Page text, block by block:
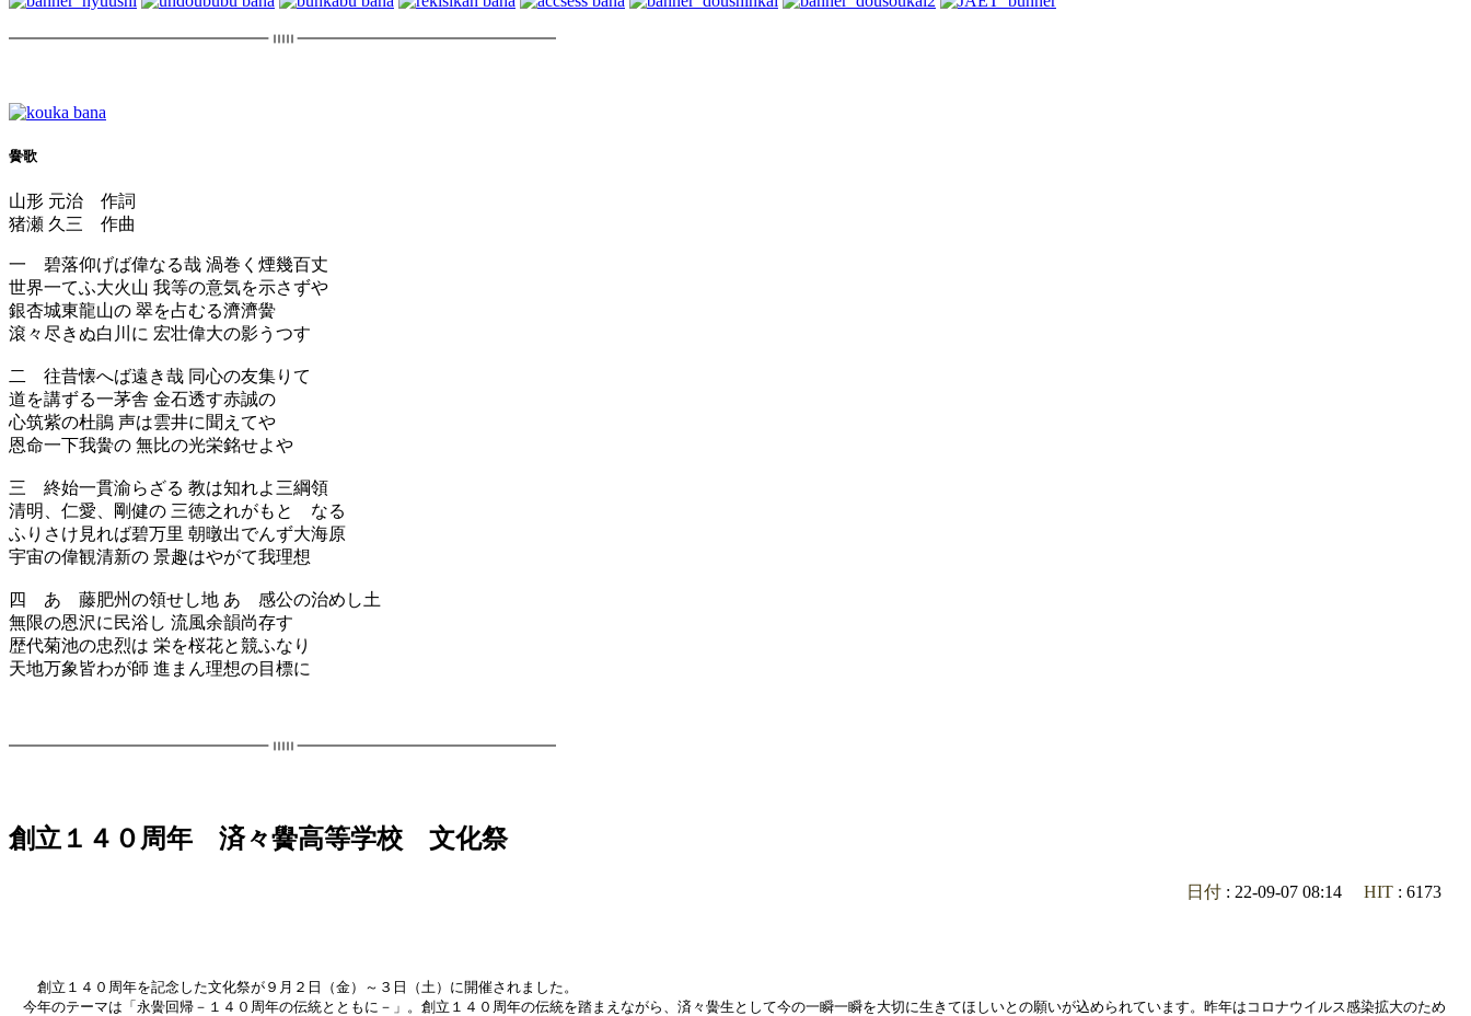
黌歌
山形 元治 作詞
猪瀬 久三 作曲
一 碧落仰げば偉なる哉 渦巻く煙幾百丈
世界一てふ大火山 我等の意気を示さずや
銀杏城東龍山の 翠を占むる濟濟黌
滾々尽きぬ白川に 宏壮偉大の影うつす
二 往昔懐へば遠き哉 同心の友集りて
道を講ずる一茅舎 金石透す赤誠の
心筑紫の杜鵑 声は雲井に聞えてや
恩命一下我黌の 無比の光栄銘せよや
三 終始一貫渝らざる 教は知れよ三綱領
清明、仁愛、剛健の 三徳之れがもとゝなる
ふりさけ見れば碧万里 朝暾出でんず大海原
宇宙の偉観清新の 景趣はやがて我理想
四 あゝ藤肥州の領せし地 あゝ感公の治めし土
無限の恩沢に民浴し 流風余韻尚存す
歴代菊池の忠烈は 栄を桜花と競ふなり
天地万象皆わが師 進まん理想の目標に
創立１４０周年 済々黌高等学校 文化祭
日付 : 22-09-07 08:14 HIT : 6173
創立１４０周年を記念した文化祭が９月２日（金）～３日（土）に開催されました。
今年のテーマは「永黌回帰－１４０周年の伝統とともに－」。創立１４０周年の伝統を踏まえながら、済々黌生として今の一瞬一瞬を大切に生きてほしいとの願いが込められています。昨年はコロナウイルス感染拡大のため